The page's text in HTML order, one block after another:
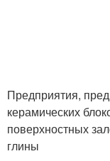
Предприятия,
керамических
поверхностных
глины